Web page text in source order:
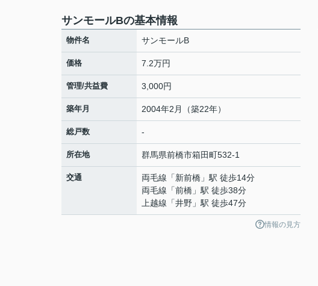
サンモールBの基本情報
物件名 サンモールB
価格 7.2万円
管理/共益費 3,000円
築年月 2004年2月（築22年）
総戸数 -
所在地 群馬県前橋市箱田町532-1
交通 両毛線 「新前橋 」駅 徒歩14分
両毛線 「前橋 」駅 徒歩38分
上越線 「井野 」駅 徒歩47分
情報の見方